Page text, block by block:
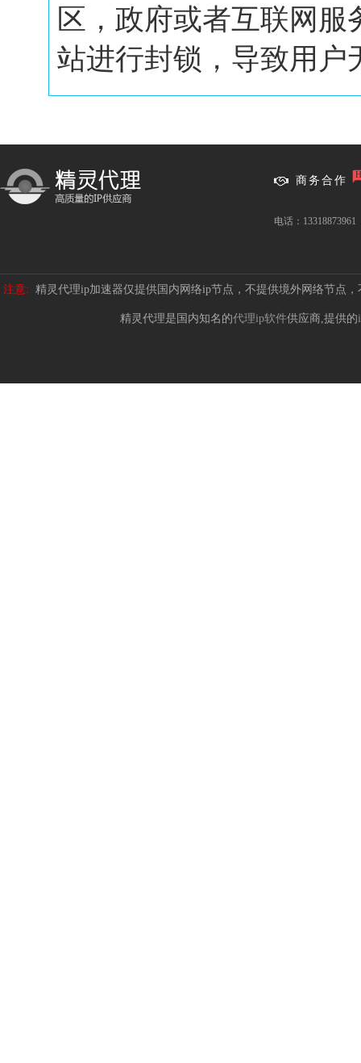
区，政府或者互联网
站进行封锁，导致用户
商务合作
电话：13318873961
注意: 精灵代理ip加速器仅提供国内网络ip节点，不提供境外网络节点
精灵代理是国内知名的代理ip软件供应商,提供的